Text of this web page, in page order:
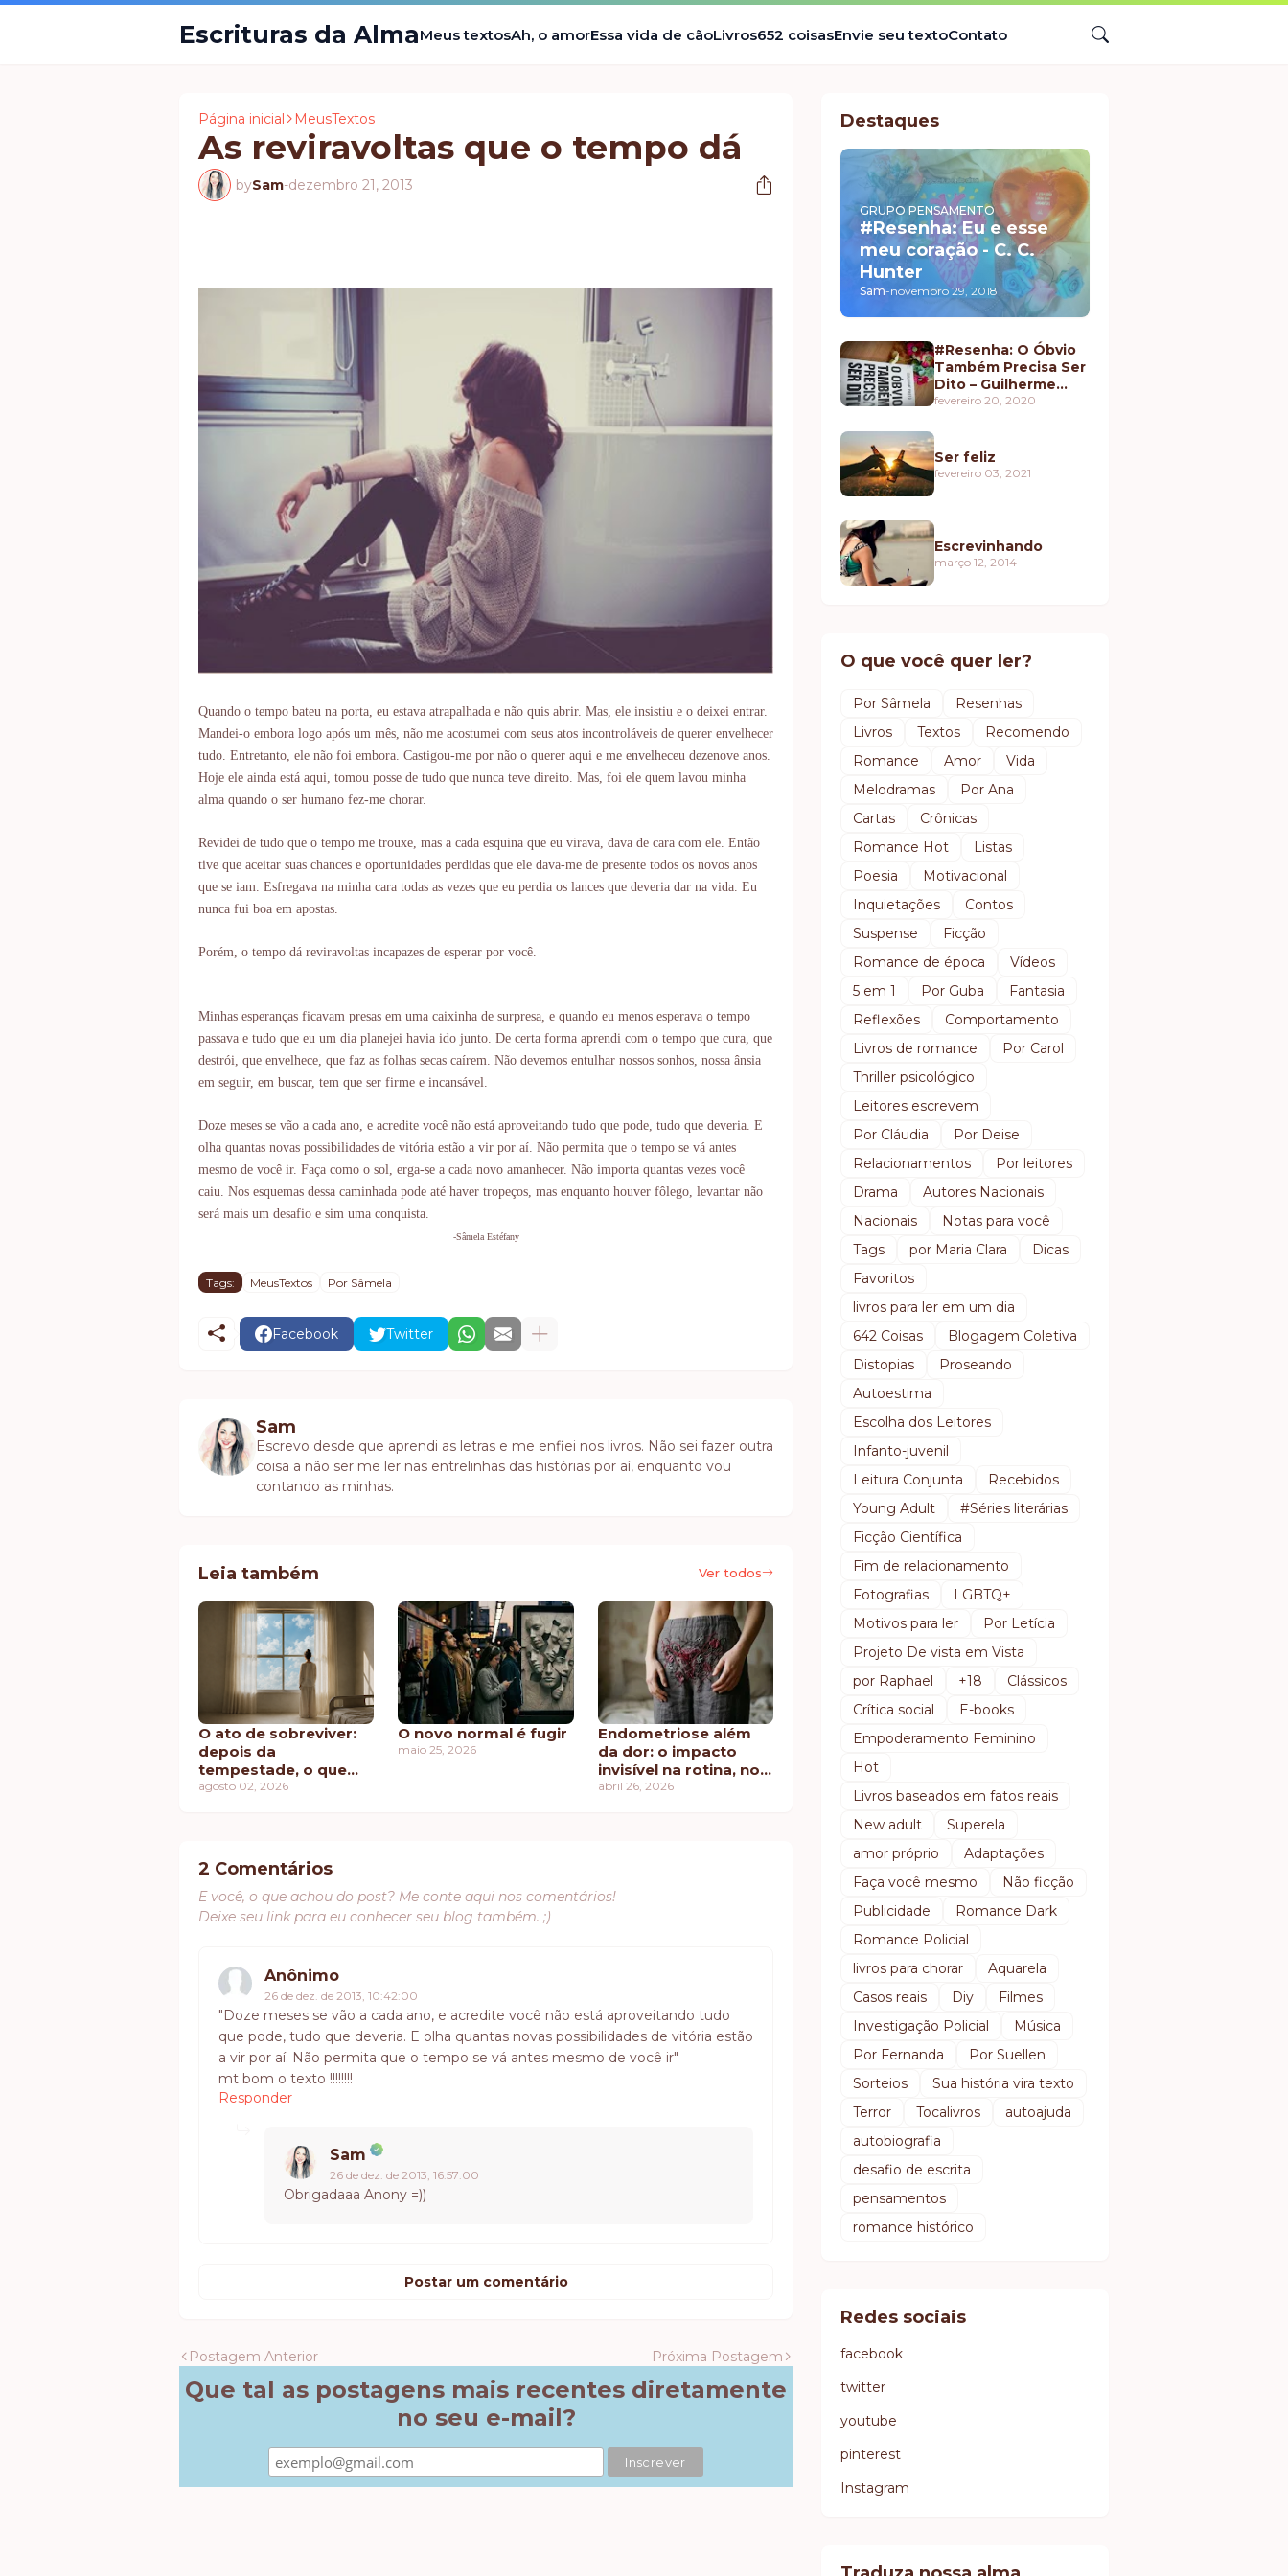
Escrituras da AlmaMeus textosAh, o amorEssa vida de cãoLivros652 coisasEnvie seu textoContato
Página inicial MeusTextos
As reviravoltas que o tempo dá
bySam-dezembro 21, 2013
Quando o tempo bateu na porta, eu estava atrapalhada e não quis abrir. Mas, ele insistiu e o deixei entrar.
Mandei-o embora logo após um mês, não me acostumei com seus atos incontroláveis de querer envelhecer
tudo. Entretanto, ele não foi embora. Castigou-me por não o querer aqui e me envelheceu dezenove anos.
Hoje ele ainda está aqui, tomou posse de tudo que nunca teve direito. Mas, foi ele quem lavou minha
alma quando o ser humano fez-me chorar.
Revidei de tudo que o tempo me trouxe, mas a cada esquina que eu virava, dava de cara com ele. Então
tive que aceitar suas chances e oportunidades perdidas que ele dava-me de presente todos os novos anos
que se iam. Esfregava na minha cara todas as vezes que eu perdia os lances que deveria dar na vida. Eu
nunca fui boa em apostas.
Porém, o tempo dá reviravoltas incapazes de esperar por você.
Minhas esperanças ficavam presas em uma caixinha de surpresa, e quando eu menos esperava o tempo
passava e tudo que eu um dia planejei havia ido junto. De certa forma aprendi com o tempo que cura, que
destrói, que envelhece, que faz as folhas secas caírem. Não devemos entulhar nossos sonhos, nossa ânsia
em seguir, em buscar, tem que ser firme e incansável.
Doze meses se vão a cada ano, e acredite você não está aproveitando tudo que pode, tudo que deveria. E
olha quantas novas possibilidades de vitória estão a vir por aí. Não permita que o tempo se vá antes
mesmo de você ir. Faça como o sol, erga-se a cada novo amanhecer. Não importa quantas vezes você
caiu. Nos esquemas dessa caminhada pode até haver tropeços, mas enquanto houver fôlego, levantar não
será mais um desafio e sim uma conquista.
-Sâmela Estéfany
Tags: MeusTextos Por Sâmela
Facebook Twitter
Sam
Escrevo desde que aprendi as letras e me enfiei nos livros. Não sei fazer outra
coisa a não ser me ler nas entrelinhas das histórias por aí, enquanto vou
contando as minhas.
Leia também Ver todos
O ato de sobreviver:
depois da
tempestade, o que
sobra?
agosto 02, 2026
O novo normal é fugir
maio 25, 2026
Endometriose além
da dor: o impacto
invisível na rotina, no
humor e na
abril 26, 2026
2 Comentários
E você, o que achou do post? Me conte aqui nos comentários!
Deixe seu link para eu conhecer seu blog também. ;)
Anônimo
26 de dez. de 2013, 10:42:00
"Doze meses se vão a cada ano, e acredite você não está aproveitando tudo
que pode, tudo que deveria. E olha quantas novas possibilidades de vitória estão
a vir por aí. Não permita que o tempo se vá antes mesmo de você ir"
mt bom o texto !!!!!!!!
Responder
Sam
26 de dez. de 2013, 16:57:00
Obrigadaaa Anony =))
Postar um comentário
Postagem Anterior Próxima Postagem
Que tal as postagens mais recentes diretamente
no seu e-mail?
Destaques
GRUPO PENSAMENTO
#Resenha: Eu e esse
meu coração - C. C.
Hunter
Sam-novembro 29, 2018
#Resenha: O Óbvio
Também Precisa Ser
Dito – Guilherme
Pintto
fevereiro 20, 2020
Ser feliz
fevereiro 03, 2021
Escrevinhando
março 12, 2014
O que você quer ler?
Por Sâmela
Resenhas
Livros
Textos
Recomendo
Romance
Amor
Vida
Melodramas
Por Ana
Cartas
Crônicas
Romance Hot
Listas
Poesia
Motivacional
Inquietações
Contos
Suspense
Ficção
Romance de época
Vídeos
5 em 1
Por Guba
Fantasia
Reflexões
Comportamento
Livros de romance
Por Carol
Thriller psicológico
Leitores escrevem
Por Cláudia
Por Deise
Relacionamentos
Por leitores
Drama
Autores Nacionais
Nacionais
Notas para você
Tags
por Maria Clara
Dicas
Favoritos
livros para ler em um dia
642 Coisas
Blogagem Coletiva
Distopias
Proseando
Autoestima
Escolha dos Leitores
Infanto-juvenil
Leitura Conjunta
Recebidos
Young Adult
#Séries literárias
Ficção Científica
Fim de relacionamento
Fotografias
LGBTQ+
Motivos para ler
Por Letícia
Projeto De vista em Vista
por Raphael
+18
Clássicos
Crítica social
E-books
Empoderamento Feminino
Hot
Livros baseados em fatos reais
New adult
Superela
amor próprio
Adaptações
Faça você mesmo
Não ficção
Publicidade
Romance Dark
Romance Policial
livros para chorar
Aquarela
Casos reais
Diy
Filmes
Investigação Policial
Música
Por Fernanda
Por Suellen
Sorteios
Sua história vira texto
Terror
Tocalivros
autoajuda
autobiografia
desafio de escrita
pensamentos
romance histórico
Redes sociais
facebook
twitter
youtube
pinterest
Instagram